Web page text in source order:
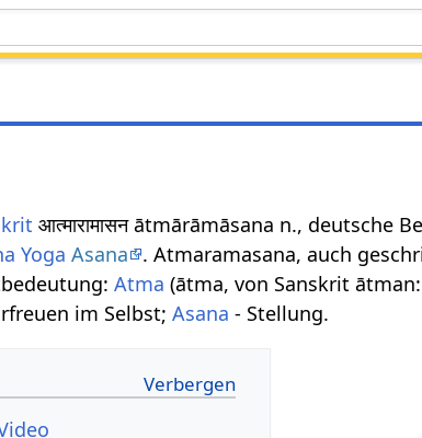
आत्मारामासन ātmārāmāsana n., deutsche
Yoga Asana
. Atmaramasana, auch
Atma (ātma, von Sanskrit
im Selbst;Asana - Stellung.